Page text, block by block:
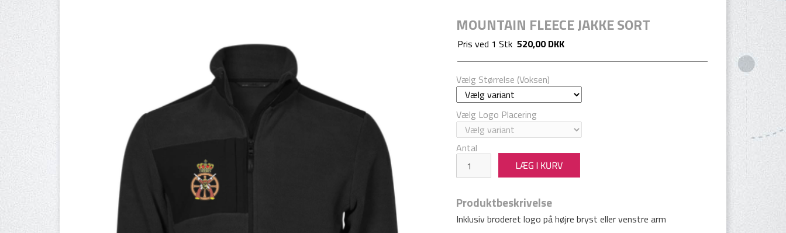
MOUNTAIN FLEECE JAKKE SORT
Pris ved 1 Stk 520,00 DKK
Vælg Størrelse (Voksen)
Vælg Logo Placering
Antal
Produktbeskrivelse
Inklusiv broderet logo på højre bryst eller venstre arm